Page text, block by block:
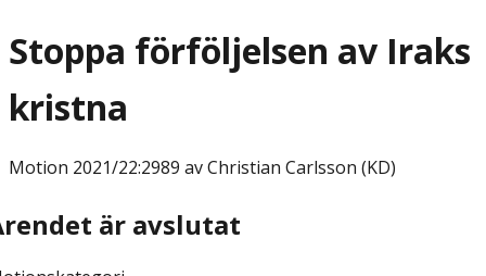
Stoppa förföljelsen av Iraks
kristna
Motion 2021/22:2989 av Christian Carlsson (KD)
är avslutat